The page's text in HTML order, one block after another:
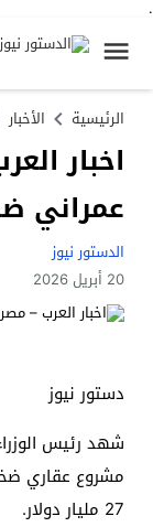
.
الرئيسية الأخبار
اخبار
عمراني ضخم
الدستور نيوز
20 أبريل 2026
دستور نيوز
شهد رئيس
مشروع عقاري
27 مليار دولار.